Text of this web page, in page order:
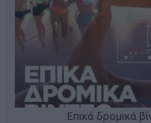
Επικά δρομικά